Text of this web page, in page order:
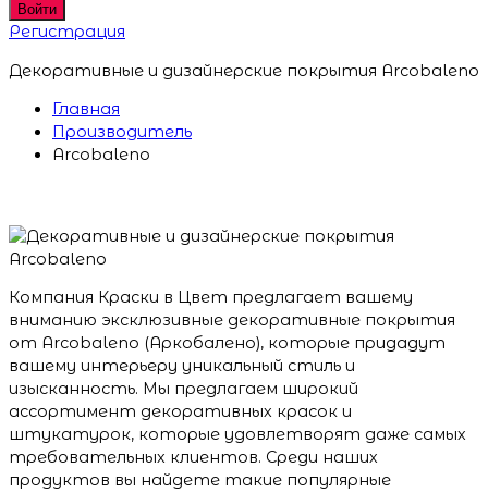
Войти
Регистрация
Декоративные и дизайнерские покрытия Arcobaleno
Главная
Производитель
Arcobaleno
Компания Краски в Цвет предлагает вашему
вниманию эксклюзивные декоративные покрытия
от Arcobaleno (Аркобалено), которые придадут
вашему интерьеру уникальный стиль и
изысканность. Мы предлагаем широкий
ассортимент декоративных красок и
штукатурок, которые удовлетворят даже самых
требовательных клиентов. Среди наших
продуктов вы найдете такие популярные